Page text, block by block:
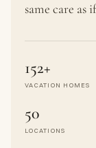
same care as
152+
VACATION HOMES
50
LOCATIONS